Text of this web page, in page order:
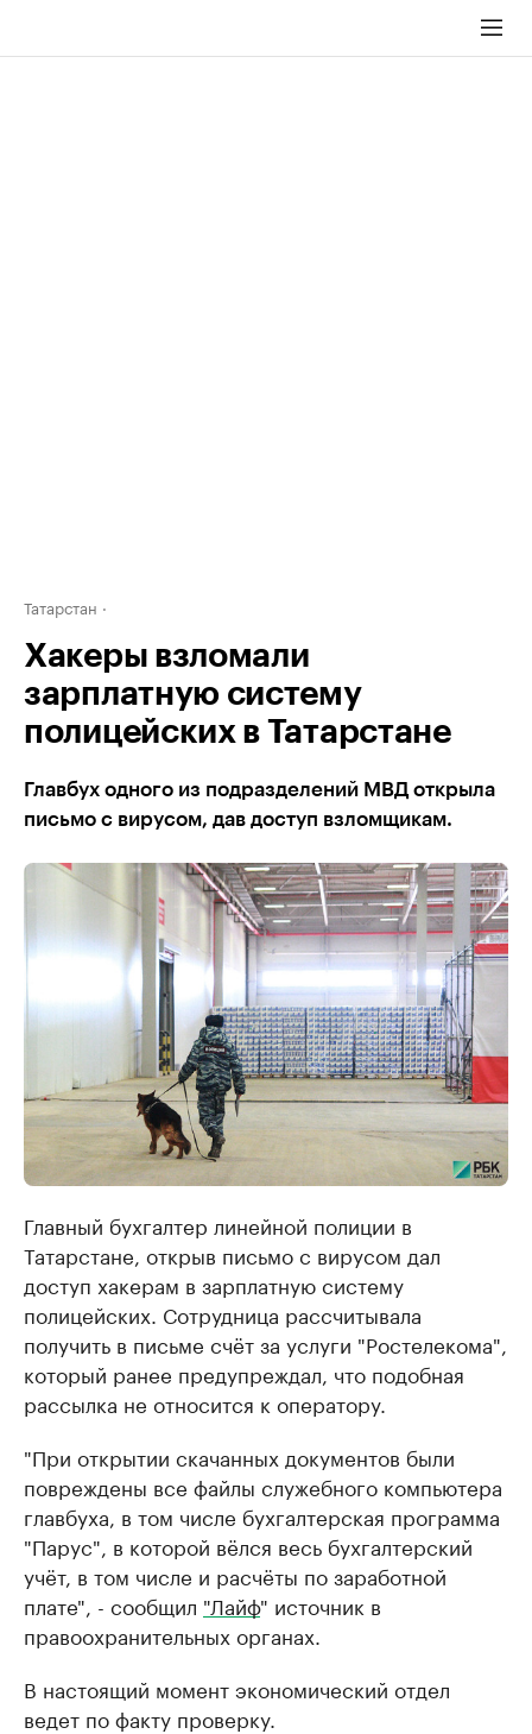
Татарстан
Хакеры взломали
зарплатную систему
полицейских в Татарстане
Главбух одного из подразделений МВД открыла
письмо с вирусом, дав доступ взломщикам.
Главный бухгалтер л​инейной полиции в
Татарстане, открыв письмо с вирусом дал
доступ хакерам в зарплатную систему
полицейских. Сотрудница рассчитывала
получить в письме счёт за услуги "Ростелекома",
который ранее предупреждал, что подобная
рассылка не относится к оператору.
"При открытии скачанных документов были
повреждены все файлы служебного компьютера
главбуха, в том числе бухгалтерская программа
"Парус", в которой вёлся весь бухгалтерский
учёт, в том числе и расчёты по заработной
плате", - сообщил "Лайф" источник в
правоохранительных органах.
В настоящий момент экономический отдел
ведет по факту проверку.